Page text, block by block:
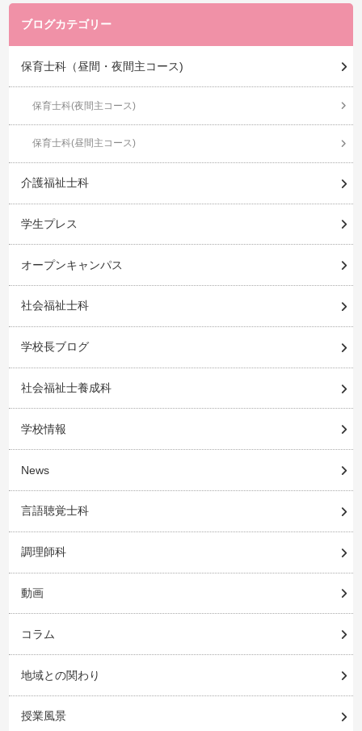
ブログカテゴリー
保育士科（昼間・夜間主コース)
保育士科(夜間主コース)
保育士科(昼間主コース)
介護福祉士科
学生プレス
オープンキャンパス
社会福祉士科
学校長ブログ
社会福祉士養成科
学校情報
News
言語聴覚士科
調理師科
動画
コラム
地域との関わり
授業風景